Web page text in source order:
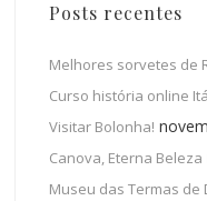
Posts recentes
Melhores sorvetes de
Curso história online
Visitar Bolonha!
Canova, Eterna Beleza
Museu das Termas de